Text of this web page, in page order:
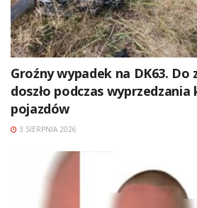
Groźny wypadek na DK63. Do
doszło podczas wyprzedzania
pojazdów
3 SIERPNIA 2026